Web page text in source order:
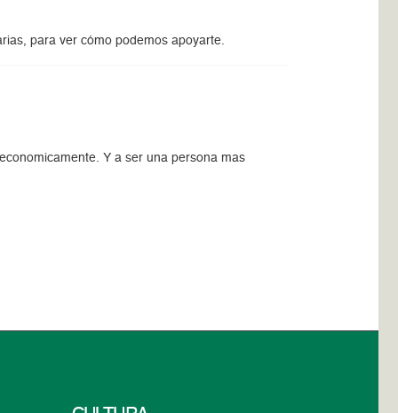
para ver cómo podemos apoyarte.
Y a ser una persona mas